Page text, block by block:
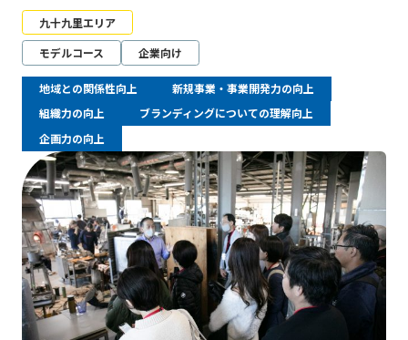
九十九里エリア
モデルコース
企業向け
地域との関係性向上
新規事業・事業開発力の向上
組織力の向上
ブランディングについての理解向上
企画力の向上